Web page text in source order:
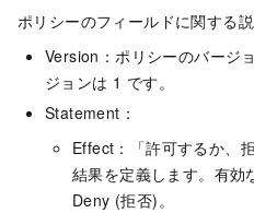
ポリシーのフィールドに関する説
Version：ポリシーのバージ
ジョンは 1 です。
Statement：
Effect：「許可するか、
結果を定義します。有
Deny (拒否)。